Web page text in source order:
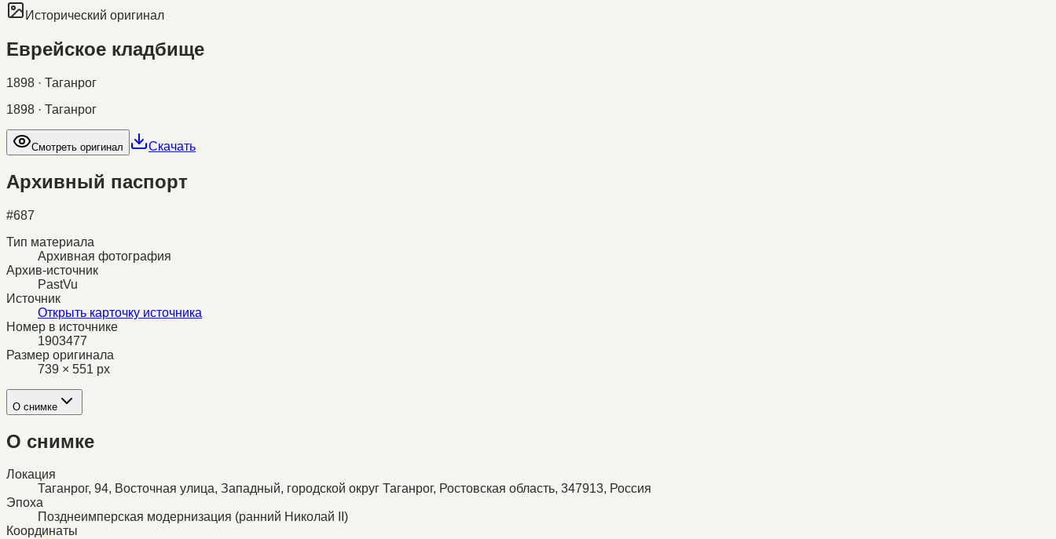
Исторический оригинал
Еврейское кладбище
1898 · Таганрог
1898 · Таганрог
Смотреть оригинал Скачать
Архивный паспорт
#687
Тип материала
Архивная фотография
Архив-источник
PastVu
Источник
Открыть карточку источника
Номер в источнике
1903477
Размер оригинала
739 × 551 px
О снимке
О снимке
Локация
Таганрог, 94, Восточная улица, Западный, городской округ Таганрог, Ростовская область, 347913, Россия
Эпоха
Позднеимперская модернизация (ранний Николай II)
Координаты